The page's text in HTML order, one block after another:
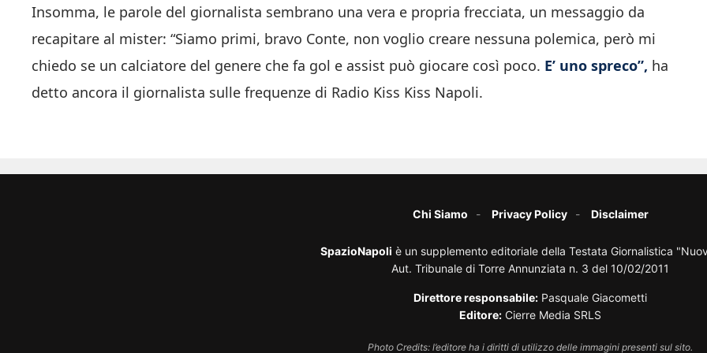
Insomma, le parole del giornalista sembrano una vera e propria frecciata, un messaggio da
recapitare al mister: “Siamo primi, bravo Conte, non voglio creare nessuna polemica, però mi
chiedo se un calciatore del genere che fa gol e assist può giocare così poco. E’ uno spreco”, ha
detto ancora il giornalista sulle frequenze di Radio Kiss Kiss Napoli.
Chi Siamo Privacy Policy Disclaimer
SpazioNapoli è un supplemento editoriale della Testata Giornalistica
Aut. Tribunale di Torre Annunziata n. 3 del 10/02/2011
Direttore responsabile: Pasquale Giacometti
Editore: Cierre Media SRLS
Photo Credits: l’editore ha i diritti di utilizzo delle immagini presenti sul sito.